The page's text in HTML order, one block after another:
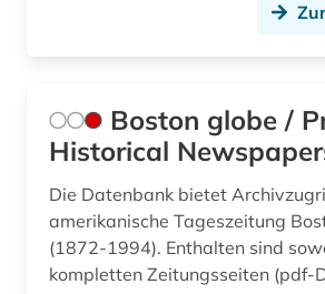
geschlechterrollen (1)
gewalt (1)
Boston globe /
Historical
Die Datenbank bietet
amerikanische Tageszeitung
(1872-1994). Enthalten sind
kompletten Zeitungsseiten (pdf-